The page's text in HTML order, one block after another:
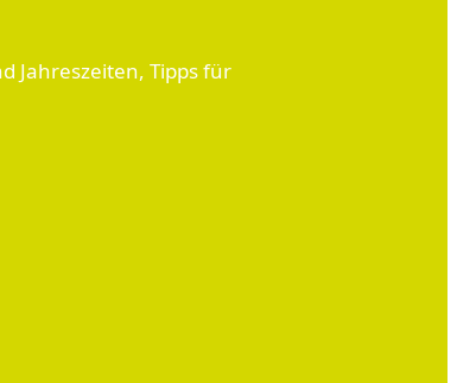
Jahreszeiten, Tipps für